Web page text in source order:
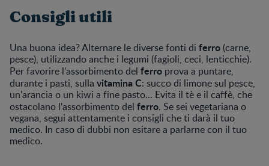
Consigli utili
Una buona idea? Alternare le diverse fonti di ferro(carne,
pesce), utilizzando anche i legumi (fagioli, ceci, lenticchie).
Per favorire l'assorbimento del ferro prova a puntare,
durante i pasti, sulla vitamina C: succo di limone sul pesce,
un'arancia o un kiwi a fine pasto... Evita il tè e il caffè, che
ostacolano l'assorbimento del ferro. Se sei vegetariana o
vegana, segui attentamente i consigli che ti darà il tuo
medico. In caso di dubbi non esitare a parlarne con il tuo
medico.